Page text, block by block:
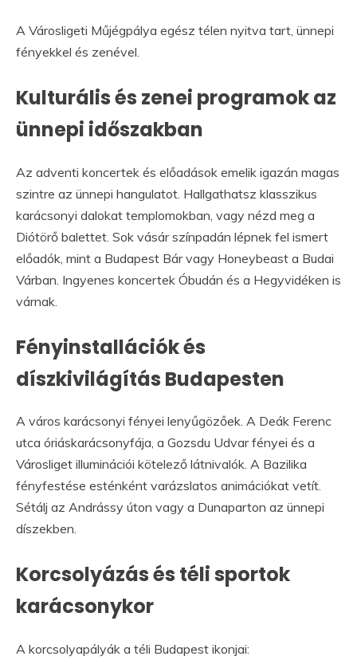
A Városligeti Műjégpálya egész télen nyitva tart, ünnepi
fényekkel és zenével.
Kulturális és zenei programok az
ünnepi időszakban
Az adventi koncertek és előadások emelik igazán magas
szintre az ünnepi hangulatot. Hallgathatsz klasszikus
karácsonyi dalokat templomokban, vagy nézd meg a
Diótörő balettet. Sok vásár színpadán lépnek fel ismert
előadók, mint a Budapest Bár vagy Honeybeast a Budai
Várban. Ingyenes koncertek Óbudán és a Hegyvidéken is
várnak.
Fényinstallációk és
díszkivilágítás Budapesten
A város karácsonyi fényei lenyűgözőek. A Deák Ferenc
utca óriáskarácsonyfája, a Gozsdu Udvar fényei és a
Városliget illuminációi kötelező látnivalók. A Bazilika
fényfestése esténként varázslatos animációkat vetít.
Sétálj az Andrássy úton vagy a Dunaparton az ünnepi
díszekben.
Korcsolyázás és téli sportok
karácsonykor
A korcsolyapályák a téli Budapest ikonjai: